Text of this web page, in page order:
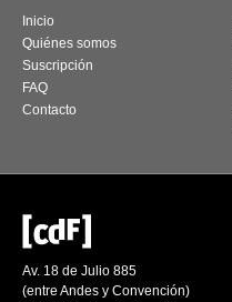
Inicio
Quiénes somos
Suscripción
FAQ
Contacto
Av. 18 de Julio 885
(entre Andes y Convención)